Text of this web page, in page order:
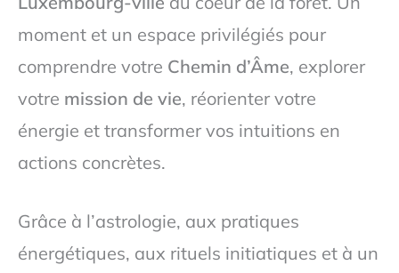
moment et un espace privilégiés pour
comprendre votre Chemin d’Âme, explorer
votre mission de vie, réorienter votre
énergie et transformer vos intuitions en
actions concrètes.
Grâce à l’astrologie, aux pratiques
énergétiques, aux rituels initiatiques et à un